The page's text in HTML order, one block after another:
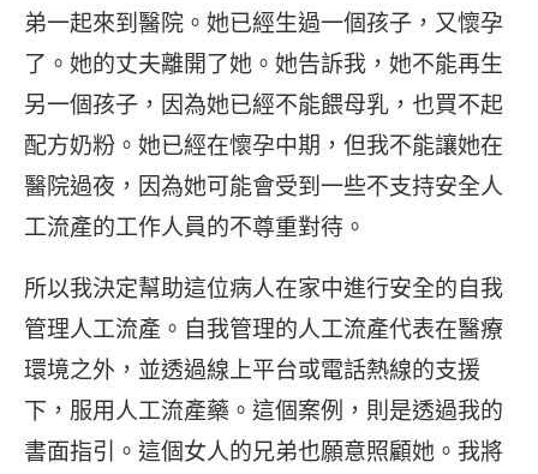
弟一起來到醫院。她已經生過一個孩子，又懷孕
了。她的丈夫離開了她。她告訴我，她不能再生
另一個孩子，因為她已經不能餵母乳，也買不起
配方奶粉。她已經在懷孕中期，但我不能讓她在
醫院過夜，因為她可能會受到一些不支持安全人
工流產的工作人員的不尊重對待。
所以我決定幫助這位病人在家中進行安全的自我
管理人工流產。自我管理的人工流產代表在醫療
環境之外，並透過線上平台或電話熱線的支援
下，服用人工流產藥。這個案例，則是透過我的
書面指引。這個女人的兄弟也願意照顧她。我將